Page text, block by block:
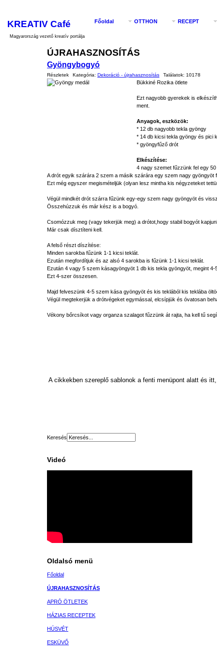
KREATIV Café
Magyarország vezető kreatív portálja
Főoldal OTTHON RECEPT
ÚJRAHASZNOSÍTÁS
Gyöngybogyó
Részletek Kategória: Dekoráció - újrahasznosítás Találatok: 10178
Bükkiné Rozika ötlete
Ezt nagyobb gyerekek is
ment.
Anyagok, eszközök:
* 12 db nagyobb tekla gyöngy
* 14 db kicsi tekla gyöngy és pici
* gyöngyfűző drót
Elkészítése:
4 nagy szemet fűzzünk fel egy
A drót egyik szárára 2 szem a másik szárára egy szem nagy
Ezt még egyszer megismételjük (olyan lesz mintha kis négyzeteket
Végül mindkét drót szárra fűzünk egy-egy szem nagy gyöngyöt és
Összehúzzuk és már kész is a bogyó.
Csomózzuk meg (vagy tekerjük meg) a drótot,hogy stabil bogyót
Már csak dísztíteni kell.
A felső részt díszítése:
Minden sarokba fűzünk 1-1 kicsi teklát.
Ezután megfordítjuk és az alsó 4 sarokba is fűzünk 1-1 kicsi teklát.
Ezután 4 vagy 5 szem kásagyöngyöt 1 db kis tekla gyöngyöt, megint
Ezt 4-szer összesen.
Majd felveszünk 4-5 szem kása gyöngyöt és kis teklából kis teklába
Végül megtekerjük a drótvégeket egymással, elcsípjük és óvatosan
Vékony bőrcsíkot vagy organza szalagot fűzzünk át rajta, ha kell tű
A cikkekben szereplő sablonok a fenti menüpont alatt és
Keresés
Videó
Oldalsó menü
Főoldal
ÚJRAHASZNOSÍTÁS
APRÓ ÖTLETEK
HÁZIAS RECEPTEK
HÚSVÉT
ESKÜVŐ